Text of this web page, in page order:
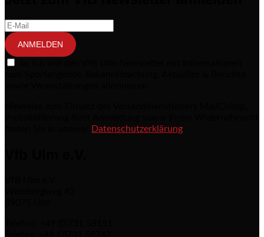
ANMELDEN
Datenschutzerklärung